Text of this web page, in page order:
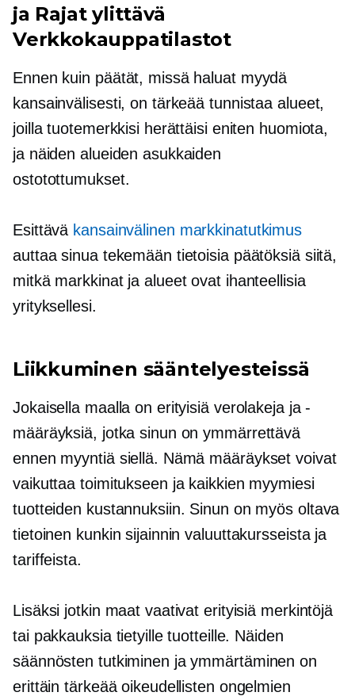
ja Rajat ylittävä
Verkkokauppatilastot
Ennen kuin päätät, missä haluat myydä
kansainvälisesti, on tärkeää tunnistaa alueet,
joilla tuotemerkkisi herättäisi eniten huomiota,
ja näiden alueiden asukkaiden
ostotottumukset.
Esittävä kansainvälinen markkinatutkimus
auttaa sinua tekemään tietoisia päätöksiä siitä,
mitkä markkinat ja alueet ovat ihanteellisia
yrityksellesi.
Liikkuminen sääntelyesteissä
Jokaisella maalla on erityisiä verolakeja ja -
määräyksiä, jotka sinun on ymmärrettävä
ennen myyntiä siellä. Nämä määräykset voivat
vaikuttaa toimitukseen ja kaikkien myymiesi
tuotteiden kustannuksiin. Sinun on myös oltava
tietoinen kunkin sijainnin valuuttakursseista ja
tariffeista.
Lisäksi jotkin maat vaativat erityisiä merkintöjä
tai pakkauksia tietyille tuotteille. Näiden
säännösten tutkiminen ja ymmärtäminen on
erittäin tärkeää oikeudellisten ongelmien